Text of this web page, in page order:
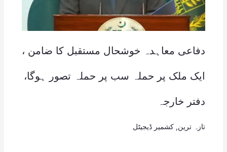
دفاعی معاہدہ خوشحال مستقبل کا ضامن ،
ایک ملک پر حملہ سب پر حملہ تصور ہوگا،
دفتر خارجہ
تازہ ترین کشمیر ڈیجیٹل